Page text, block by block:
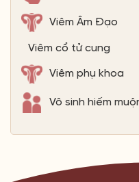
Viêm Âm Đạo
Viêm cổ tử cung
Viêm phụ khoa
Vô sinh hiếm